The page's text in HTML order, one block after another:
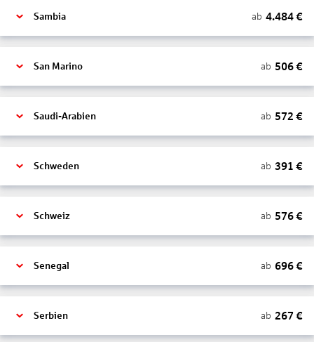
Sambia ab 4.484€
San Marino ab 506€
Saudi-Arabien ab 572 €
Schweden ab 391 €
Schweiz ab 576€
Senegal ab 696€
Serbien ab 267 €